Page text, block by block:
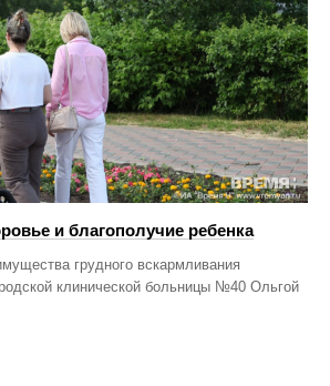
и благополучие ребенка
грудного вскармливания
клинической больницы №40 Ольгой